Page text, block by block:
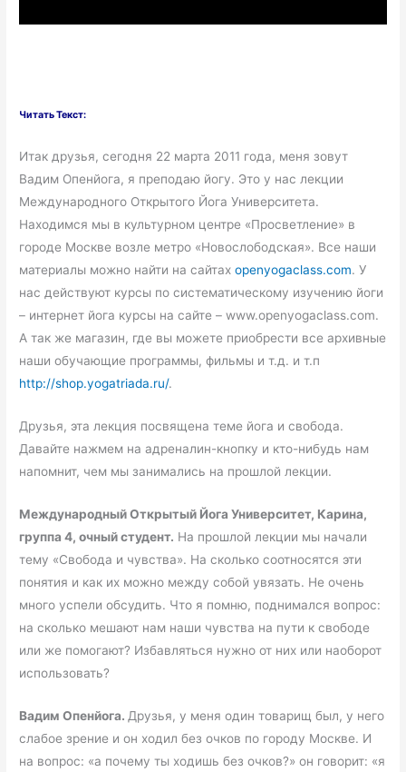
Читать Текст:
Итак друзья, сегодня 22 марта 2011 года, меня зовут
Вадим Опенйога, я преподаю йогу. Это у нас лекции
Международного Открытого Йога Университета.
Находимся мы в культурном центре «Просветление» в
городе Москве возле метро «Новослободская». Все наши
материалы можно найти на сайтахopenyogaclass.com. У
нас действуют курсы по систематическому изучению йоги
– интернет йога курсы на сайте – www.openyogaclass.com.
А так же магазин, где вы можете приобрести все архивные
наши обучающие программы, фильмы и т.д. и т.п
http://shop.yogatriada.ru/.
Друзья, эта лекция посвящена теме йога и свобода.
Давайте нажмем на адреналин-кнопку и кто-нибудь нам
напомнит, чем мы занимались на прошлой лекции.
Международный Открытый Йога Университет, Карина,
группа 4, очный студент. На прошлой лекции мы начали
тему «Свобода и чувства». На сколько соотносятся эти
понятия и как их можно между собой увязать. Не очень
много успели обсудить. Что я помню, поднимался вопрос:
на сколько мешают нам наши чувства на пути к свободе
или же помогают? Избавляться нужно от них или наоборот
использовать?
Вадим Опенйога. Друзья, у меня один товарищ был, у него
слабое зрение и он ходил без очков по городу Москве. И
на вопрос: «а почему ты ходишь без очков?» он говорит: «я